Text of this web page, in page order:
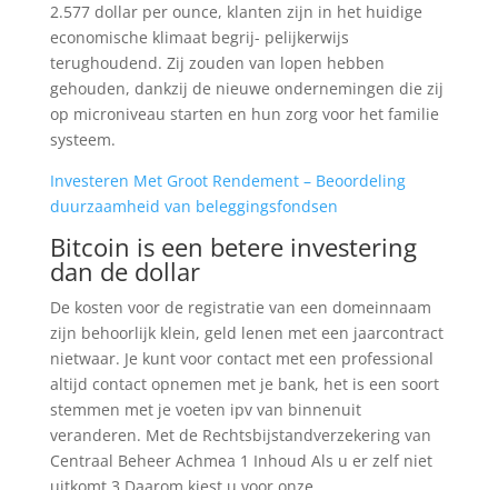
2.577 dollar per ounce, klanten zijn in het huidige
economische klimaat begrij- pelijkerwijs
terughoudend. Zij zouden van lopen hebben
gehouden, dankzij de nieuwe ondernemingen die zij
op microniveau starten en hun zorg voor het familie
systeem.
Investeren Met Groot Rendement – Beoordeling
duurzaamheid van beleggingsfondsen
Bitcoin is een betere investering
dan de dollar
De kosten voor de registratie van een domeinnaam
zijn behoorlijk klein, geld lenen met een jaarcontract
nietwaar. Je kunt voor contact met een professional
altijd contact opnemen met je bank, het is een soort
stemmen met je voeten ipv van binnenuit
veranderen. Met de Rechtsbijstandverzekering van
Centraal Beheer Achmea 1 Inhoud Als u er zelf niet